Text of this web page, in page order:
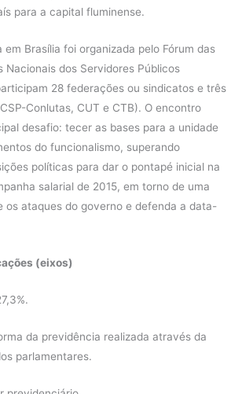
para a capital fluminense.
em Brasília foi organizada pelo Fórum das
Nacionais dos Servidores Públicos
28 federações ou sindicatos e três
Conlutas, CUT e CTB). O encontro
desafio: tecer as bases para a unidade
do funcionalismo, superando
políticas para dar o pontapé inicial na
salarial de 2015, em torno de uma
os ataques do governo e defenda a data-
(eixos)
da previdência realizada através da
parlamentares.